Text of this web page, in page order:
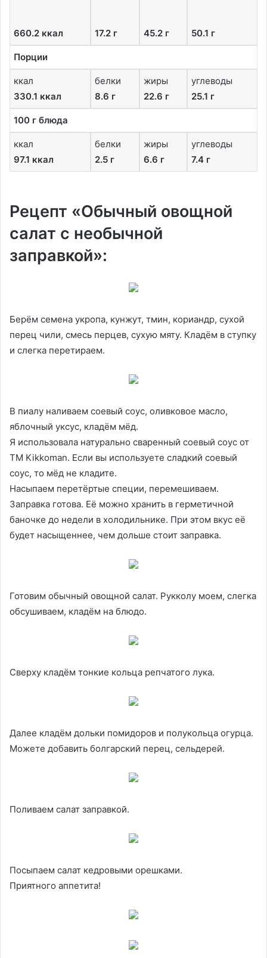
660.2 ккал 17.2 г 45.2 г 50.1 г
Порции
ккал
330.1 ккал
белки
8.6 г
жиры
22.6 г
углеводы
25.1 г
100 г блюда
ккал
97.1 ккал
белки
2.5 г
жиры
6.6 г
углеводы
7.4 г
Рецепт «Обычный овощной
салат с необычной
заправкой»:
Берём семена укропа, кунжут, тмин, кориандр, сухой
перец чили, смесь перцев, сухую мяту. Кладём в ступку
и слегка перетираем.
В пиалу наливаем соевый соус, оливковое масло,
яблочный уксус, кладём мёд.
Я использовала натурально сваренный соевый соус от
ТМ Kikkoman. Если вы используете сладкий соевый
соус, то мёд не кладите.
Насыпаем перетёртые специи, перемешиваем.
Заправка готова. Её можно хранить в герметичной
баночке до недели в холодильнике. При этом вкус её
будет насыщеннее, чем дольше стоит заправка.
Готовим обычный овощной салат. Рукколу моем, слегка
обсушиваем, кладём на блюдо.
Сверху кладём тонкие кольца репчатого лука.
Далее кладём дольки помидоров и полукольца огурца.
Можете добавить болгарский перец, сельдерей.
Поливаем салат заправкой.
Посыпаем салат кедровыми орешками.
Приятного аппетита!